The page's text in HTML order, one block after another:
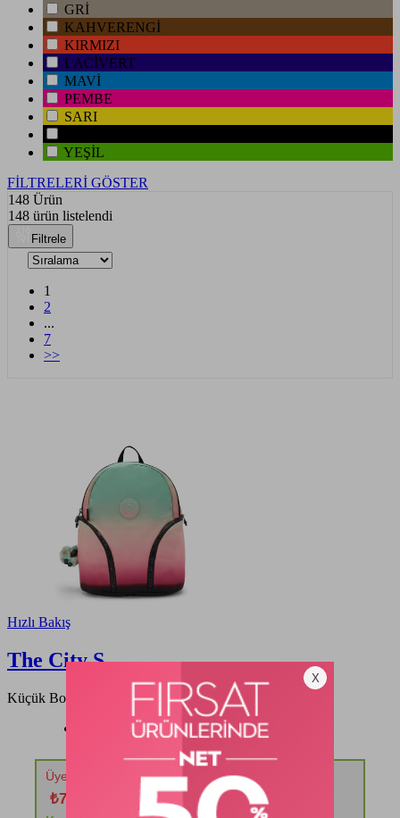
GRİ
KAHVERENGİ
KIRMIZI
LACİVERT
MAVİ
PEMBE
SARI
YEŞİL
FİLTRELERİ GÖSTER
148 Ürün
148 ürün listelendi
Filtrele
1
2
...
7
>>
Hızlı Bakış
The City S
Küçük Boy Sırt Çantası
12709,00 TL
Üyelere Özel 1 Ürüne %40 2 ve Üzeri %50 İndirim!
₺7.625,40